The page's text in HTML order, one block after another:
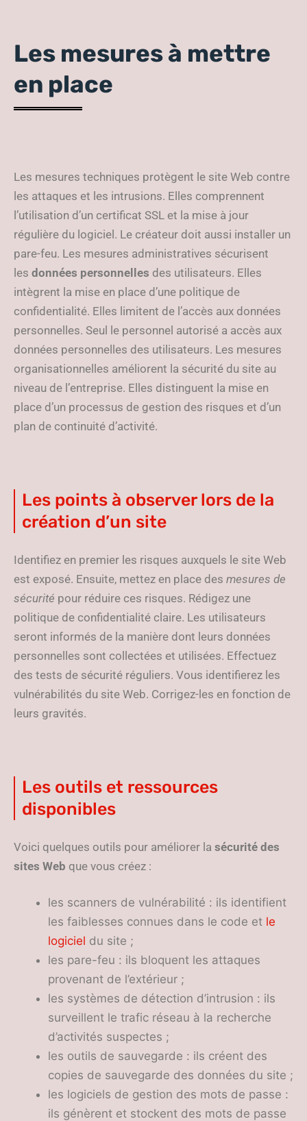
Les mesures à mettre
en place
Les mesures techniques protègent le site Web contre
les attaques et les intrusions. Elles comprennent
l’utilisation d’un certificat SSL et la mise à jour
régulière du logiciel. Le créateur doit aussi installer un
pare-feu. Les mesures administratives sécurisent
les données personnelles des utilisateurs. Elles
intègrent la mise en place d’une politique de
confidentialité. Elles limitent de l’accès aux données
personnelles. Seul le personnel autorisé a accès aux
données personnelles des utilisateurs. Les mesures
organisationnelles améliorent la sécurité du site au
niveau de l’entreprise. Elles distinguent la mise en
place d’un processus de gestion des risques et d’un
plan de continuité d’activité.
Les points à observer lors de la
création d’un site
Identifiez en premier les risques auxquels le site Web
est exposé. Ensuite, mettez en place des mesures de
sécurité pour réduire ces risques. Rédigez une
politique de confidentialité claire. Les utilisateurs
seront informés de la manière dont leurs données
personnelles sont collectées et utilisées. Effectuez
des tests de sécurité réguliers. Vous identifierez les
vulnérabilités du site Web. Corrigez-les en fonction de
leurs gravités.
Les outils et ressources
disponibles
Voici quelques outils pour améliorer la sécurité des
sites Web que vous créez :
les scanners de vulnérabilité : ils identifient
les faiblesses connues dans le code et le
logiciel du site ;
les pare-feu : ils bloquent les attaques
provenant de l’extérieur ;
les systèmes de détection d’intrusion : ils
surveillent le trafic réseau à la recherche
d’activités suspectes ;
les outils de sauvegarde : ils créent des
copies de sauvegarde des données du site ;
les logiciels de gestion des mots de passe :
ils génèrent et stockent des mots de passe